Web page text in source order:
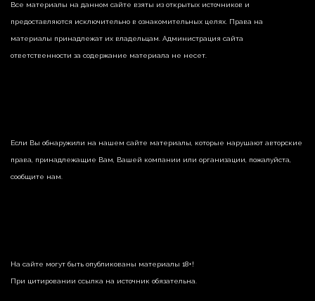
Все материалы на данном сайте взяты из открытых источников и
предоставляются исключительно в ознакомительных целях. Права на
материалы принадлежат их владельцам. Администрация сайта
ответственности за содержание материала не несет.
Если Вы обнаружили на нашем сайте материалы, которые нарушают авторские
права, принадлежащие Вам, Вашей компании или организации, пожалуйста,
сообщите нам.
На сайте могут быть опубликованы материалы 18+!
При цитировании ссылка на источник обязательна.